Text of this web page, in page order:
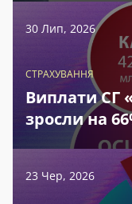
30 Лип, 2026
СТРАХУВАННЯ
Виплати СГ
зросли на
23 Чер, 2026